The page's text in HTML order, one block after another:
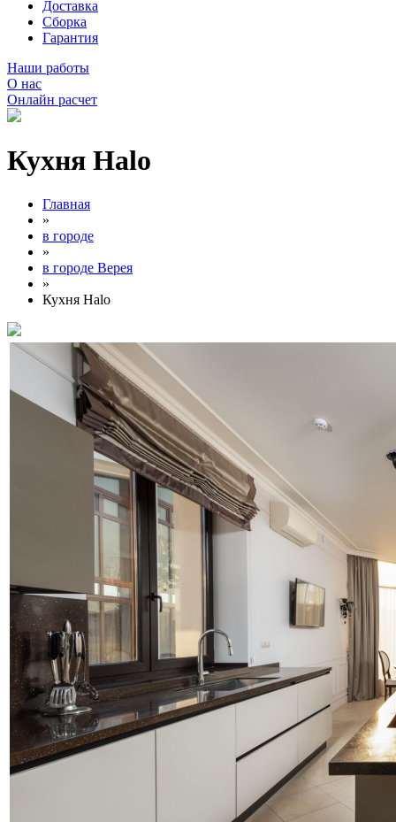
Доставка
Сборка
Гарантия
Наши работы
О нас
Онлайн расчет
Кухня Halo
Главная
»
в городе
»
в городе Верея
»
Кухня Halo